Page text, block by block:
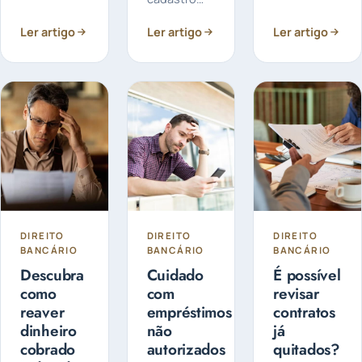
online: A
das suas
informações
bancárias é
fundamental...
Ler artigo
é um
ganhado
destaque
quando se
fala em
histórico de
crédito. Mas
afinal...
Ler artigo
artificial
transformando
a forma
como...
Ler artigo
DIREITO
BANCÁRIO
Descubra
como
reaver
dinheiro
cobrado
DIREITO
BANCÁRIO
Cuidado
com
empréstimos
não
autorizados
DIREITO
BANCÁRIO
É possível
revisar
contratos
já
quitados?